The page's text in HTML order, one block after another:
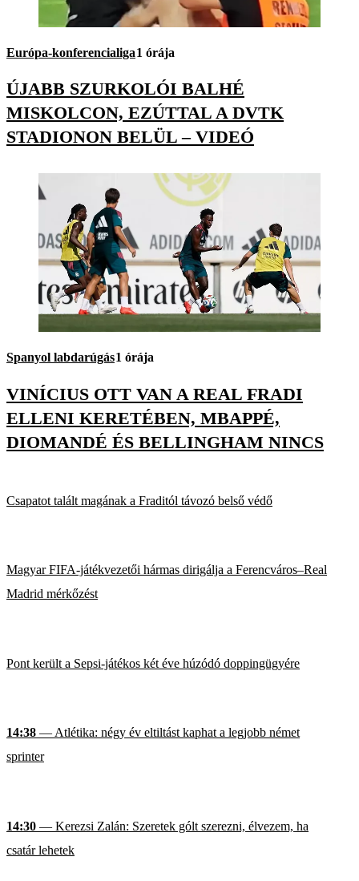
Európa-konferencialiga1 órája
ÚJABB SZURKOLÓI BALHÉ
MISKOLCON, EZÚTTAL A DVTK
STADIONON BELÜL – VIDEÓ
Spanyol labdarúgás1 órája
VINÍCIUS OTT VAN A REAL FRADI
ELLENI KERETÉBEN, MBAPPÉ,
DIOMANDÉ ÉS BELLINGHAM NINCS
Csapatot talált magának a Fraditól távozó belső védő
Magyar FIFA-játékvezetői hármas dirigálja a Ferencváros–Real
Madrid mérkőzést
Pont került a Sepsi-játékos két éve húzódó doppingügyére
14:38 — Atlétika: négy év eltiltást kaphat a legjobb német
sprinter
14:30 — Kerezsi Zalán: Szeretek gólt szerezni, élvezem, ha
csatár lehetek